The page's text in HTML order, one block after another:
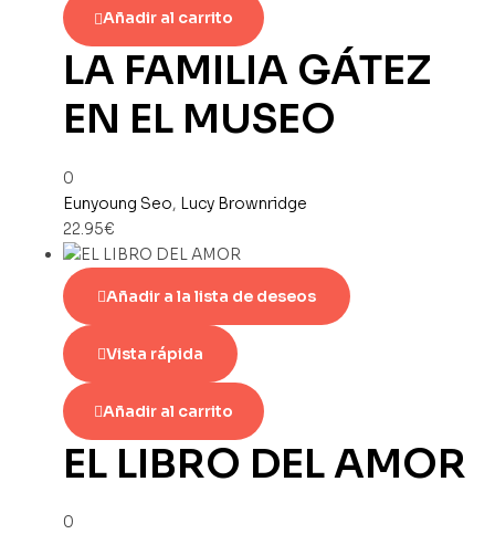
Añadir al carrito
LA FAMILIA GÁTEZ
EN EL MUSEO
0
Eunyoung Seo, Lucy Brownridge
22.95€
Añadir a la lista de deseos
Vista rápida
Añadir al carrito
EL LIBRO DEL AMOR
0